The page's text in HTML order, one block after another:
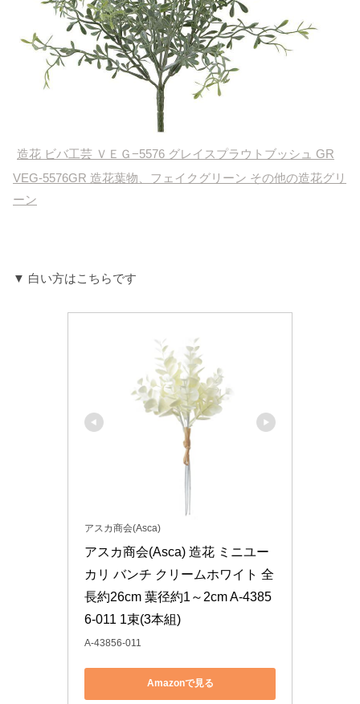
造花 ビバ工芸 ＶＥＧ−5576 グレイスプラウトブッシュ GR
VEG-5576GR 造花葉物、フェイクグリーン その他の造花グリ
ーン
▼ 白い方はこちらです
アスカ商会(Asca)
アスカ商会(Asca) 造花 ミニユー
カリ バンチ クリームホワイト 全
長約26cm 葉径約1～2cm A-4385
6-011 1束(3本組)
A-43856-011
Amazonで見る